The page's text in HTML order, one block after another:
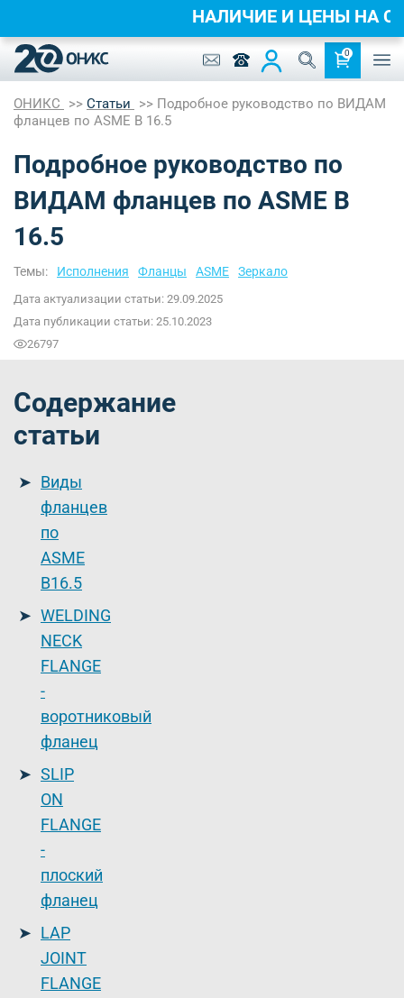
0
ОНИКС Статьи
Подробное руководство по ВИДАМ
фланцев по ASME B 16.5
Подробное руководство по
ВИДАМ фланцев по ASME B
16.5
Темы: Исполнения Фланцы ASME Зеркало
Дата актуализации статьи: 29.09.2025
Дата публикации статьи: 25.10.2023
26797
Содержание
статьи
Виды
фланцев
по
ASME
B16.5
WELDING
NECK
FLANGE
-
воротниковый
фланец
SLIP
ON
FLANGE
-
плоский
фланец
LAP
JOINT
FLANGE
НАЛИЧИЕ И ЦЕНЫ НА